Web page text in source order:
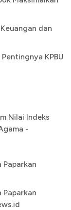
dan
KPBU
Nilai Indeks
-
Paparkan
Paparkan